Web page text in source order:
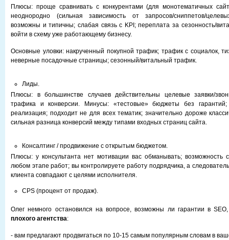
Плюсы: проще сравнивать с конкурентами (для монотематичных
неоднородно (сильная зависимость от запросов/сниппетов/
возможны и типичны; слабая связь с KPI; переплата за сезонность/
войти в схему уже работающему бизнесу.
Основные уловки: накрученный покупной трафик; трафик с социалок,
неверные посадочные страницы; сезонный/витальный трафик.
Лиды.
Плюсы: в большинстве случаев действительны целевые заявки/
трафика и конверсии. Минусы: «тестовые» бюджеты без гарантий;
реализация; подходит не для всех тематик; значительно дороже
сильная разница конверсий между типами входных страниц сайта.
Консалтинг / продвижение с открытым бюджетом.
Плюсы: у консультанта нет мотивации вас обманывать; возможность
любом этапе работ; вы контролируете работу подрядчика, а
клиента совпадают с целями исполнителя.
CPS (процент от продаж).
Олег немного остановился на вопросе, возможны ли гарантии в
плохого агентства:
- вам предлагают продвигаться по 10-15 самым популярным словам в